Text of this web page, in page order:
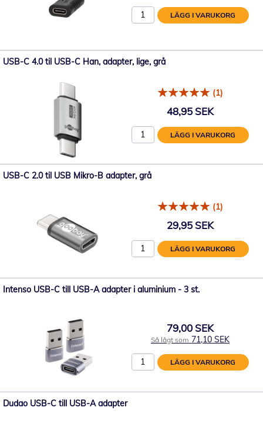
LÄGG I VARUKORG
USB-C 4.0 til USB-C Han, adapter, lige, grå
(1)
48,95 SEK
LÄGG I VARUKORG
USB-C 2.0 til USB Mikro-B adapter, grå
(1)
29,95 SEK
LÄGG I VARUKORG
Intenso USB-C till USB-A adapter i aluminium - 3 st.
79,00 SEK
Så lågt som 71,10 SEK
LÄGG I VARUKORG
Dudao USB-C till USB-A adapter